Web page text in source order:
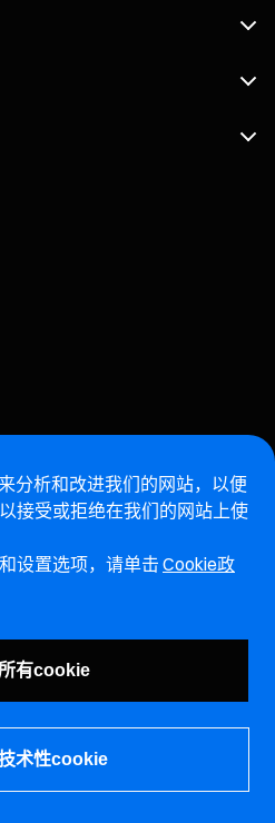
分析和改进我们的网站，以便
接受或拒绝在我们的网站上使
设置选项，请单击 Cookie政
有cookie
术性cookie